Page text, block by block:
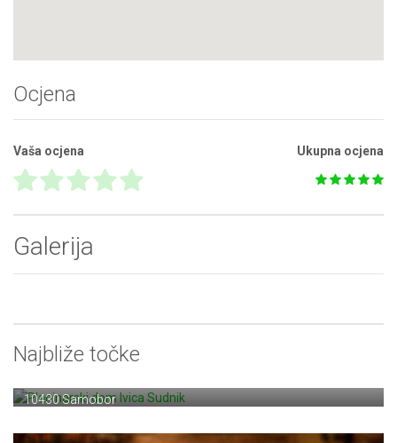
Ocjena
Vaša ocjena Ukupna ocjena
Galerija
Najbliže točke
Planinarski dom Ivica Sudnik
10430 Samobor